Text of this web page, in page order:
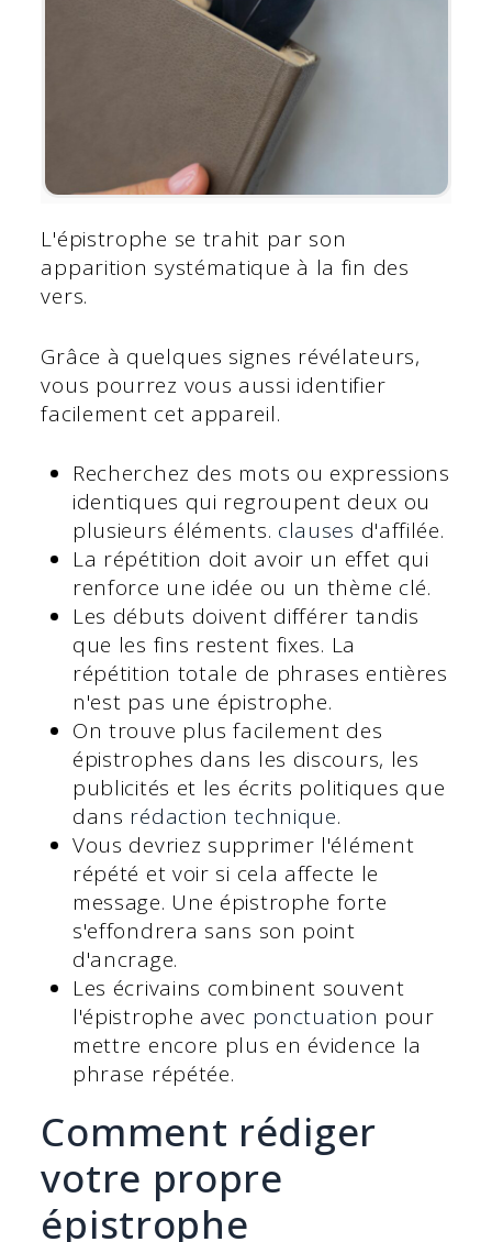
L'épistrophe se trahit par son
apparition systématique à la fin des
vers.
Grâce à quelques signes révélateurs,
vous pourrez vous aussi identifier
facilement cet appareil.
Recherchez des mots ou expressions
identiques qui regroupent deux ou
plusieurs éléments. clauses d'affilée.
La répétition doit avoir un effet qui
renforce une idée ou un thème clé.
Les débuts doivent différer tandis
que les fins restent fixes. La
répétition totale de phrases entières
n'est pas une épistrophe.
On trouve plus facilement des
épistrophes dans les discours, les
publicités et les écrits politiques que
dans rédaction technique.
Vous devriez supprimer l'élément
répété et voir si cela affecte le
message. Une épistrophe forte
s'effondrera sans son point
d'ancrage.
Les écrivains combinent souvent
l'épistrophe avec ponctuation pour
mettre encore plus en évidence la
phrase répétée.
Comment rédiger
votre propre
épistrophe